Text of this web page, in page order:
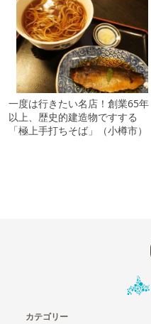
一度は行きたい名店！創業65年
以上、歴史的建造物ですする
「極上手打ちそば」（小樽市）
カテゴリー